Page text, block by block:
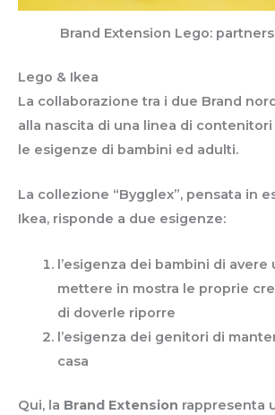
Brand Extension Lego:
Lego & Ikea
La collaborazione tra i due Brand
alla nascita di una linea di
le esigenze di bambini ed adulti.
La collezione “Bygglex”, pensata in
Ikea, risponde a due esigenze:
l’esigenza dei bambini di avere
mettere in mostra le proprie
di doverle riporre
l’esigenza dei genitori di
casa
Qui, la Brand Extension rappresenta